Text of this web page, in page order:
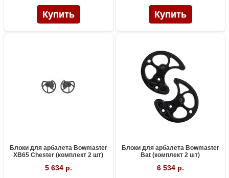
Блоки для арбалета Bowmaster
XB65 Chester (комплект 2 шт)
5 634 р.
Блоки для арбалета Bowmaster
Bat (комплект 2 шт)
6 534 р.